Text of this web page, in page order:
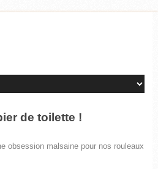
de toilette !
obsession malsaine pour nos rouleaux